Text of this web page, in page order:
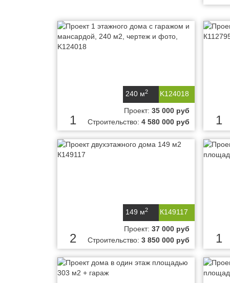
K124018
240 м2
1
Проект: 35 000 руб
Строительство: 4 580 000 руб 1
К149117
149 м2
2
Проект: 37 000 руб
Строительство: 3 850 000 руб 1